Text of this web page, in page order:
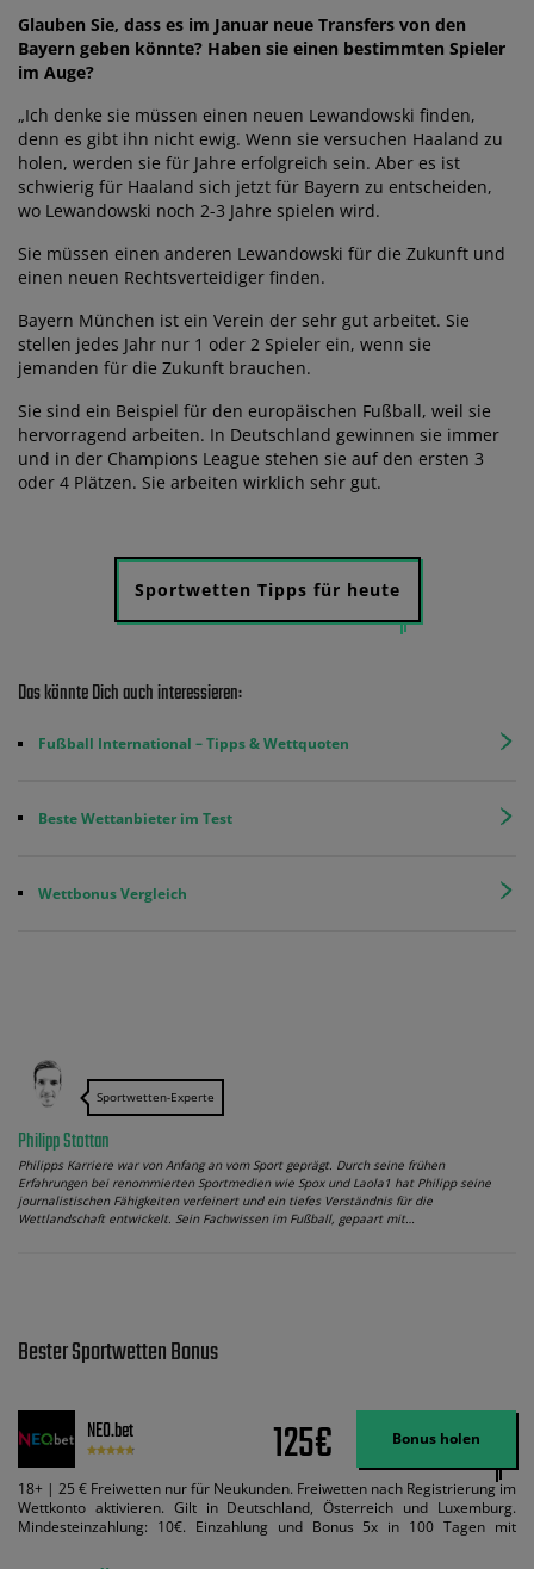
Glauben Sie, dass es im Januar neue Transfers von den
Bayern geben könnte? Haben sie einen bestimmten Spieler
im Auge?
„Ich denke sie müssen einen neuen Lewandowski finden,
denn es gibt ihn nicht ewig. Wenn sie versuchen Haaland zu
holen, werden sie für Jahre erfolgreich sein. Aber es ist
schwierig für Haaland sich jetzt für Bayern zu entscheiden,
wo Lewandowski noch 2-3 Jahre spielen wird.
Sie müssen einen anderen Lewandowski für die Zukunft und
einen neuen Rechtsverteidiger finden.
Bayern München ist ein Verein der sehr gut arbeitet. Sie
stellen jedes Jahr nur 1 oder 2 Spieler ein, wenn sie
jemanden für die Zukunft brauchen.
Sie sind ein Beispiel für den europäischen Fußball, weil sie
hervorragend arbeiten. In Deutschland gewinnen sie immer
und in der Champions League stehen sie auf den ersten 3
oder 4 Plätzen. Sie arbeiten wirklich sehr gut.
Sportwetten Tipps für heute
Das könnte Dich auch interessieren:
Fußball International – Tipps & Wettquoten
Beste Wettanbieter im Test
Wettbonus Vergleich
Sportwetten-Experte
Philipp Stottan
Philipps Karriere war von Anfang an vom Sport geprägt. Durch seine frühen
Erfahrungen bei renommierten Sportmedien wie Spox und Laola1 hat Philipp seine
journalistischen Fähigkeiten verfeinert und ein tiefes Verständnis für die
Wettlandschaft entwickelt. Sein Fachwissen im Fußball, gepaart mit…
Bester Sportwetten Bonus
NEO.bet 125€ Bonus holen
18+ | 25 € Freiwetten nur für Neukunden. Freiwetten nach Registrierung im
Wettkonto aktivieren. Gilt in Deutschland, Österreich und Luxemburg.
Mindesteinzahlung: 10€. Einzahlung und Bonus 5x in 100 Tagen mit
Bedingungen können geändert werden. AGB gelten. Lizenziert; Hilfe bei